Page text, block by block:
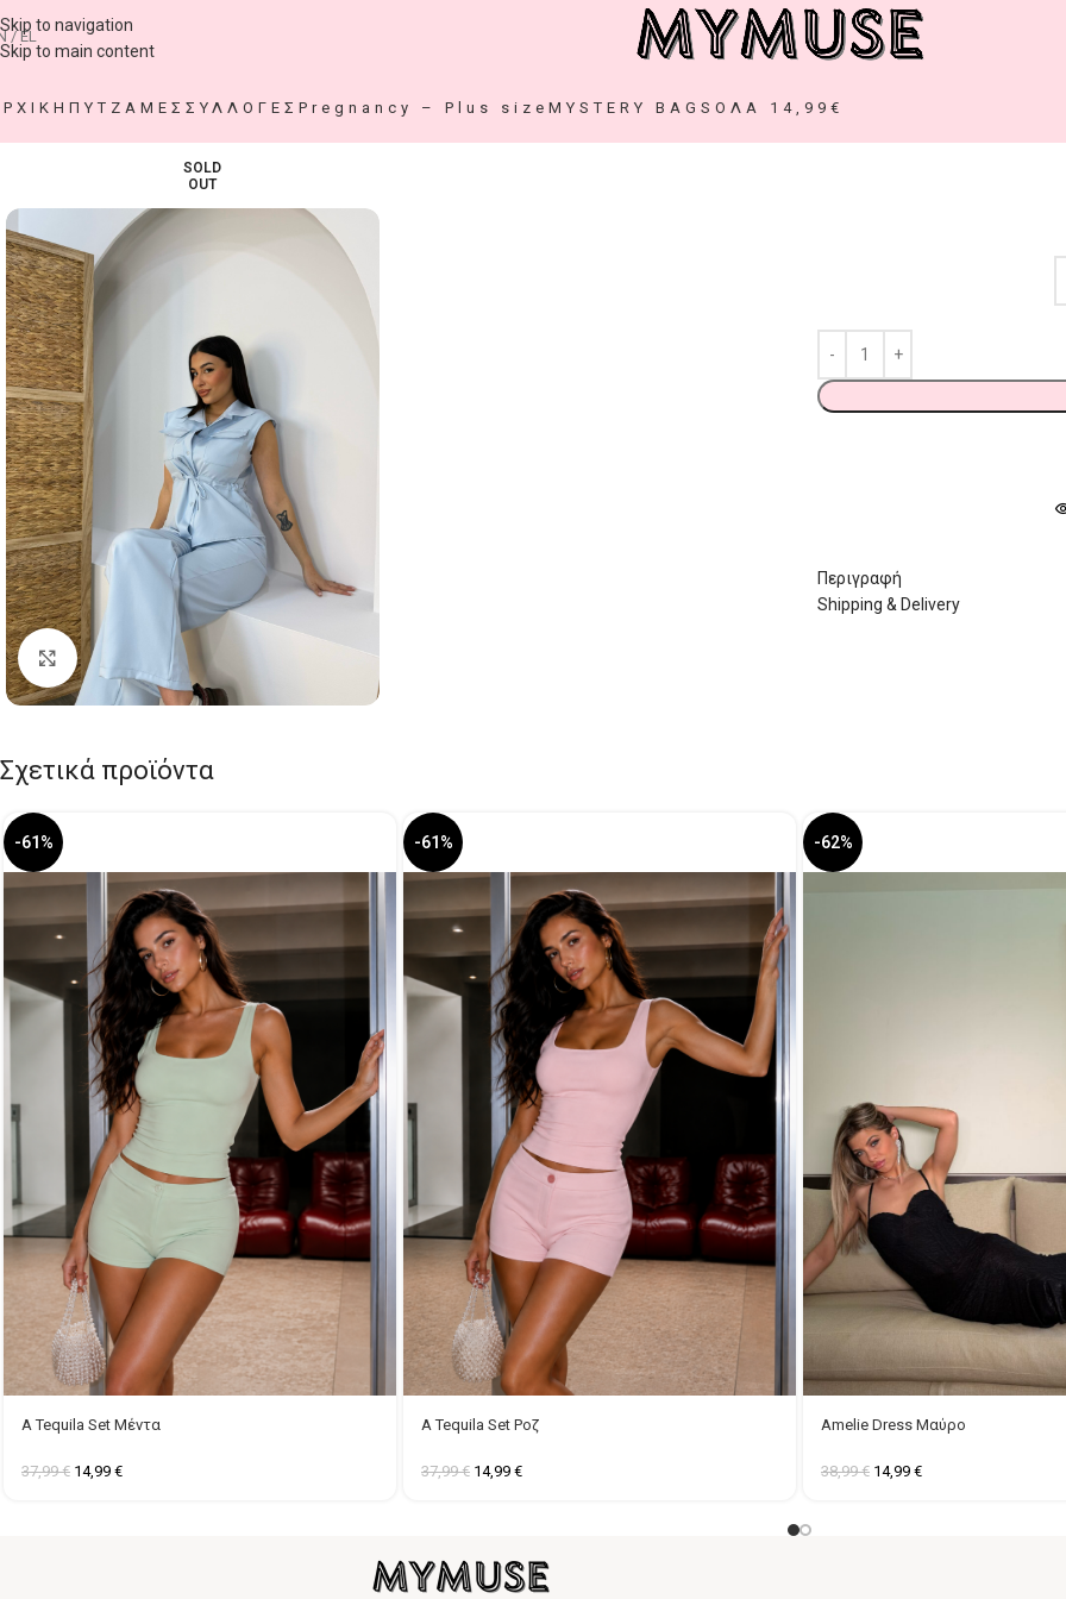
Skip to navigation
Skip to main content
/ EL
ΠΥΤΖΑΜΕΣ ΣΥΛΛΟΓΕΣ Pregnancy – Plus size MYSTERY BAGS ΟΛΑ 14,99€
SOLD
OUT
Click to enlarge
Περιγραφή
Shipping & Delivery
Σχετικά προϊόντα
-61%
A Tequila Set Μέντα
37,99€ 14,99 €
-61%
A Tequila Set Ροζ
37,99€ 14,99 €
-62%
Amelie Dress Μαύρο
38,99€ 14,99 €